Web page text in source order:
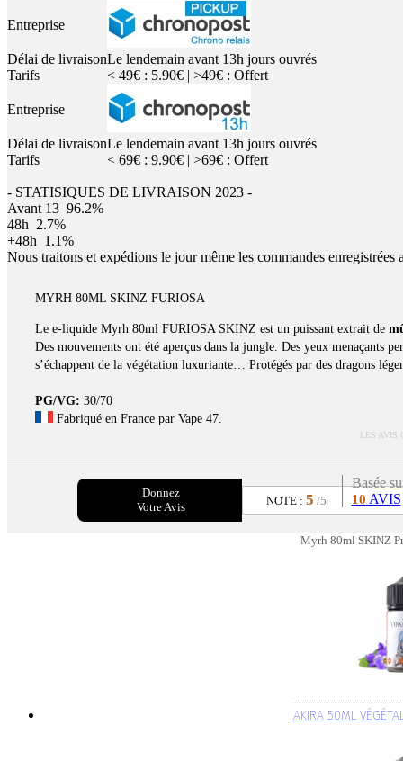
Entreprise
Délai de livraisonLe lendemain avant 13h jours ouvrés
Tarifs
< 49€ : 5.90€ | >49€ : Offert
Entreprise
Délai de livraisonLe lendemain avant 13h jours ouvrés
Tarifs
< 69€ : 9.90€ | >69€ : Offert
- STATISIQUES DE LIVRAISON 2023 -
Avant 13 96.2%
48h 2.7%
+48h 1.1%
Nous traitons et expédions le jour même les commandes
MYRH 80ML SKINZ FURIOSA
Le e-liquide Myrh 80ml FURIOSA SKINZ est un puissant extrait de
Des mouvements ont été aperçus dans la jungle. Des yeux menaçants
s’échappent de la végétation luxuriante… Protégés par des dragons
PG/VG: 30/70
Fabriqué en France par Vape 47.
LES AVIS
Donnez
Votre Avis
NOTE : 5 /5
Basée
10 AVIS
Myrh 80ml SKINZ
AKIRA 50ML